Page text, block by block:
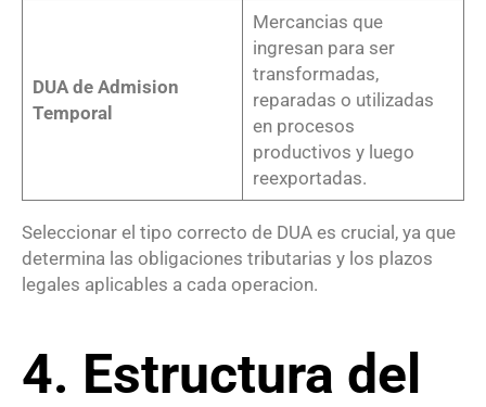
DUA de Admision
Temporal
Mercancias que
ingresan para ser
transformadas,
reparadas o utilizadas
en procesos
productivos y luego
reexportadas.
Seleccionar el tipo correcto de DUA es crucial, ya que
determina las obligaciones tributarias y los plazos
legales aplicables a cada operacion.
4. Estructura del